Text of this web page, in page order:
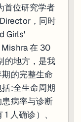
首位研究学者
，同时
Girls'
在 30
的地方，是我
的完整生命
:全生命周期
病率与诊断
人确诊）、